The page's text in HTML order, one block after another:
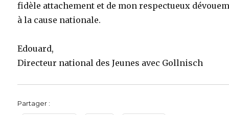
fidèle attachement et de mon respectueux
à la cause nationale.
Edouard,
Directeur national des Jeunes avec Gollnisch
Partager :